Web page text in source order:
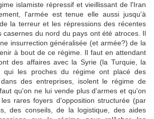
islamiste répressif et vieillissant de l'Iran
l'armée est tenue elle aussi jusqu'à
la terreur et les répressions des récentes
casernes du nord du pays ont été atroces. Il
insurrection généralisée (et armée?) de la
à bout de ce régime. Il faut en attendant
des affaires avec la Syrie (la Turquie, la
qui les proches du régime ont placé des
des entreprises, isolent le régime de
qu'on ne lui vende plus d'armes et qu'on
rares foyers d'opposition structurée (par
des conseils, de la logistique, des aides